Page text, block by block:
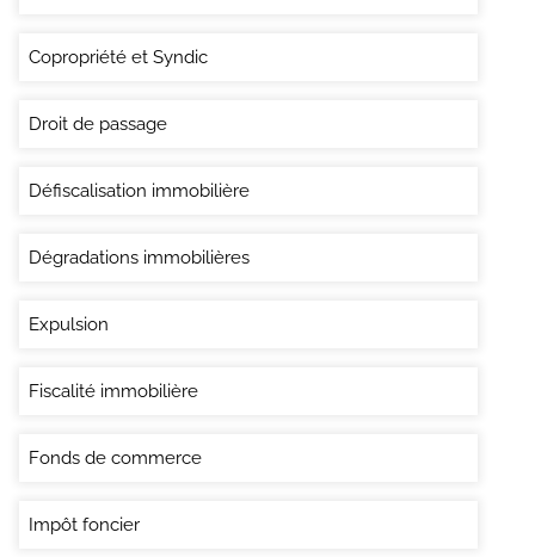
Copropriété et Syndic
Droit de passage
Défiscalisation immobilière
Dégradations immobilières
Expulsion
Fiscalité immobilière
Fonds de commerce
Impôt foncier